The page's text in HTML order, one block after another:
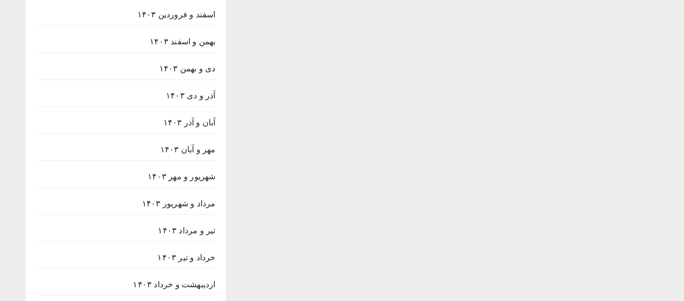
اسفند و فروردین ۱۴۰۳
بهمن و اسفند ۱۴۰۳
دی و بهمن ۱۴۰۳
آذر و دی ۱۴۰۳
آبان و آذر ۱۴۰۳
مهر و آبان ۱۴۰۳
شهریور و مهر ۱۴۰۳
مرداد و شهریور ۱۴۰۳
تیر و مرداد ۱۴۰۳
خرداد و تیر ۱۴۰۳
اردیبهشت و خرداد ۱۴۰۳